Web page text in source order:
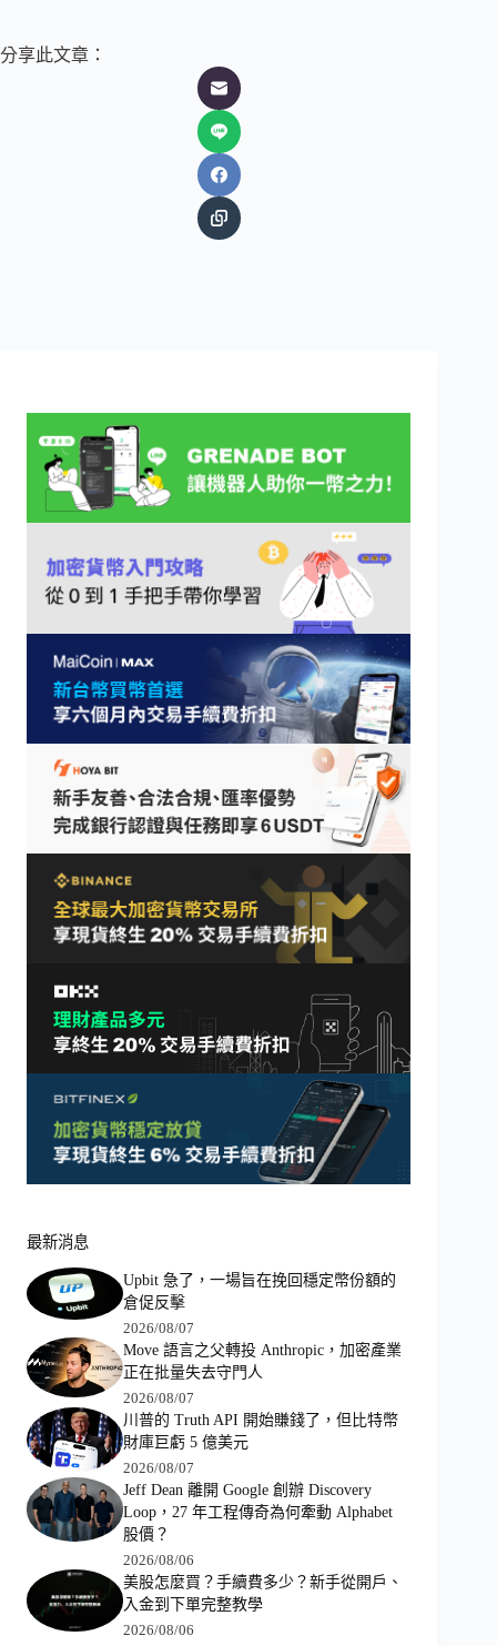
分享此文章：
最新消息
Upbit 急了，一場旨在挽回穩定幣份額的
倉促反擊
2026/08/07
Move 語言之父轉投 Anthropic，加密產業
正在批量失去守門人
2026/08/07
川普的 Truth API 開始賺錢了，但比特幣
財庫巨虧 5 億美元
2026/08/07
Jeff Dean 離開 Google 創辦 Discovery
Loop，27 年工程傳奇為何牽動 Alphabet
股價？
2026/08/06
美股怎麼買？手續費多少？新手從開戶、
入金到下單完整教學
2026/08/06